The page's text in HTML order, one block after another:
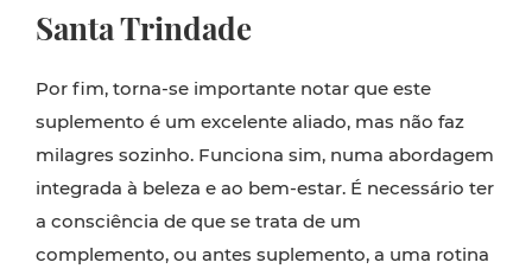
Santa Trindade
Por fim, torna-se importante notar que este
suplemento é um excelente aliado, mas não faz
milagres sozinho. Funciona sim, numa abordagem
integrada à beleza e ao bem-estar. É necessário ter
a consciência de que se trata de um
complemento, ou antes suplemento, a uma rotina